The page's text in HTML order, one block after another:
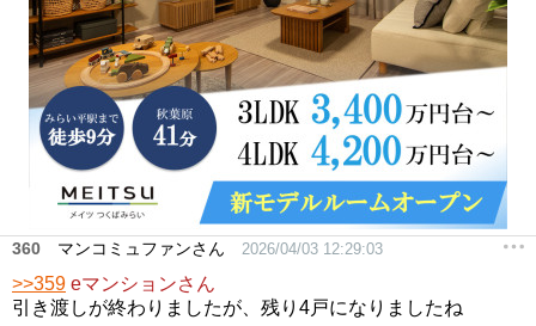
360 マンコミュファンさん 2026/04/03 12:29:03
>>359 eマンションさん
引き渡しが終わりましたが、残り4戸になりましたね